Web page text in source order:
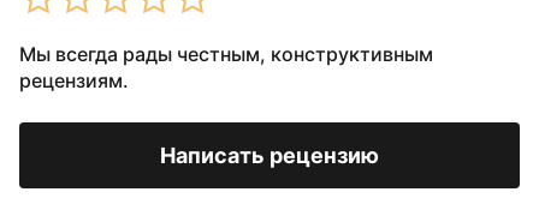
Мы всегда рады честным, конструктивным
рецензиям.
Написать рецензию